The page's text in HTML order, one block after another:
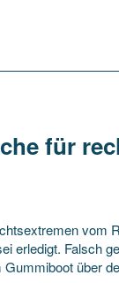
für
vom
erledigt. Falsch
über